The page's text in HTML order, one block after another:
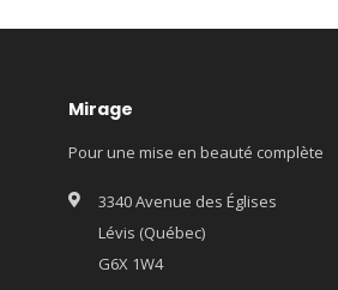
Mirage
Pour une mise en beauté complète
3340 Avenue des Églises
Lévis (Québec)
G6X 1W4